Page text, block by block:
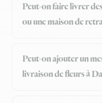
Peut-on faire livrer
ou une maison de
Peut-on ajouter un
livraison de fleurs à